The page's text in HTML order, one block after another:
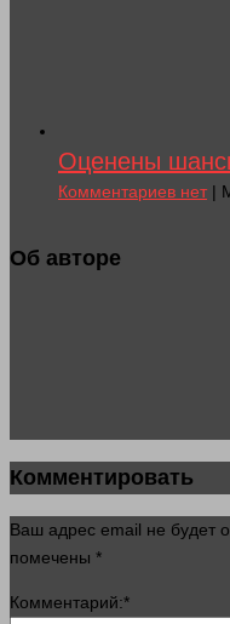
Оценены
Комментариев нет|
Об авторе
Комментировать
Ваш адрес email не будет
помечены *
Комментарий:*